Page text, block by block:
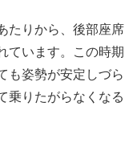
たりから、後部座席
ています。この時期
も姿勢が安定しづら
乗りたがらなくなる